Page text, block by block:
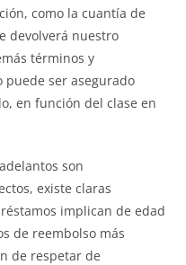
como la cuantía de
devolverá nuestro
términos y
puede ser asegurado
en función del clase en
son
existe claras
implican de edad
de reembolso más
de respetar de